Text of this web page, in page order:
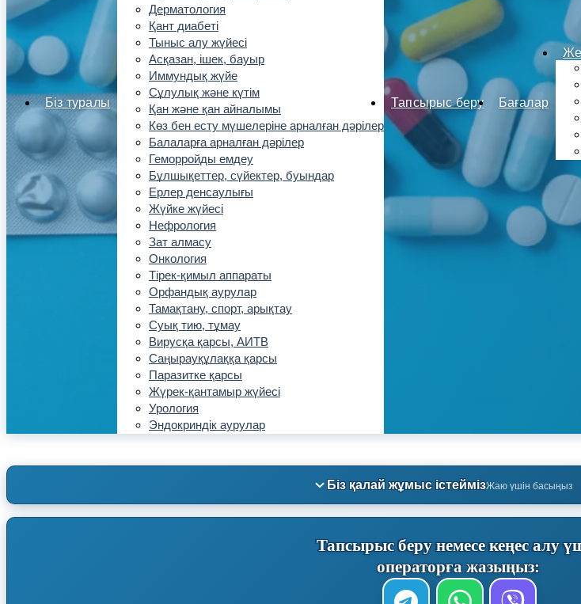
Біз туралы
Дерматология
Қант диабеті
Тыныс алу жүйесі
Асқазан, ішек, бауыр
Иммундық жүйе
Сұлулық және күтім
Қан және қан айналымы
Көз бен есту мүшелеріне арналған дәрілер
Балаларға арналған дәрілер
Геморройды емдеу
Бұлшықеттер, сүйектер, буындар
Ерлер денсаулығы
Жүйке жүйесі
Нефрология
Зат алмасу
Онкология
Тірек-қимыл аппараты
Орфандық аурулар
Тамақтану, спорт, арықтау
Суық тию, тұмау
Вирусқа қарсы, АИТВ
Саңырауқұлаққа қарсы
Паразитке қарсы
Жүрек-қантамыр жүйесі
Урология
Эндокриндік аурулар
Тапсырыс беру Бағалар
Біз қалай жұмыс істеймізЖаю үшін басыңыз
Тапсырыс беру немесе кеңес алу
операторға жазыңыз: